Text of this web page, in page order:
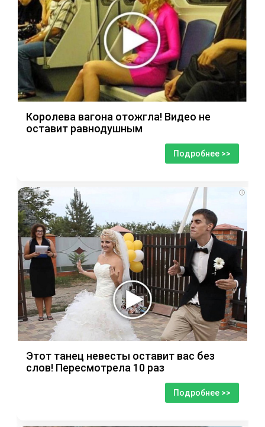
Королева вагона отожгла! Видео не
оставит равнодушным
Подробнее >>
i
Этот танец невесты оставит вас без
слов! Пересмотрела 10 раз
Подробнее >>